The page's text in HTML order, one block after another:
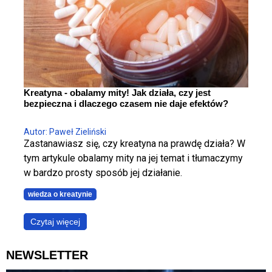
Kreatyna - obalamy mity! Jak działa, czy jest
bezpieczna i dlaczego czasem nie daje efektów?
Autor: Paweł Zieliński
Zastanawiasz się, czy kreatyna na prawdę działa? W
tym artykule obalamy mity na jej temat i tłumaczymy
w bardzo prosty sposób jej działanie.
wiedza o kreatynie
Czytaj więcej
NEWSLETTER